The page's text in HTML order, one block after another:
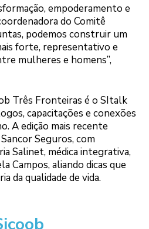
empoderamento e
do Comitê
podemos construir um
forte, representativo e
mulheres e homens”,
Três Fronteiras é o SItalk
capacitações e conexões
A edição mais recente
Seguros, com
Salinet, médica integrativa,
Campos, aliando dicas que
da qualidade de vida.